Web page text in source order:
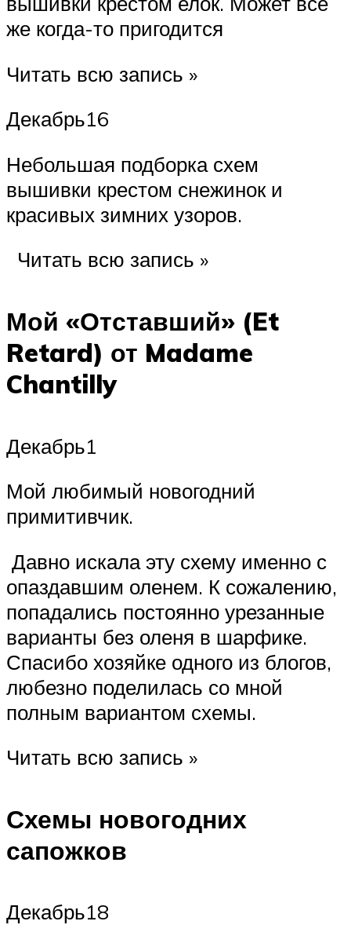
же когда-то пригодится
Читать всю запись »
Декабрь16
Небольшая подборка схем
вышивки крестом снежинок и
красивых зимних узоров.
Читать всю запись »
Мой «Отставший» (Et
Retard) от Madame
Chantilly
Декабрь1
Мой любимый новогодний
примитивчик.
Давно искала эту схему именно с
опаздавшим оленем. К сожалению,
попадались постоянно урезанные
варианты без оленя в шарфике.
Спасибо хозяйке одного из блогов,
любезно поделилась со мной
полным вариантом схемы.
Читать всю запись »
Схемы новогодних
сапожков
Декабрь18